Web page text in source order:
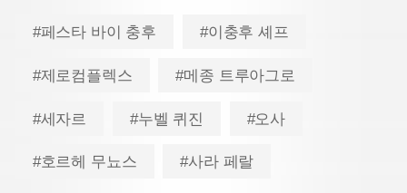
#페스타 바이 충후 #이충후 셰프
#제로컴플렉스 #메종 트루아그로
#세자르 #누벨 퀴진 #오사
#호르헤 무뇨스 #사라 페랄